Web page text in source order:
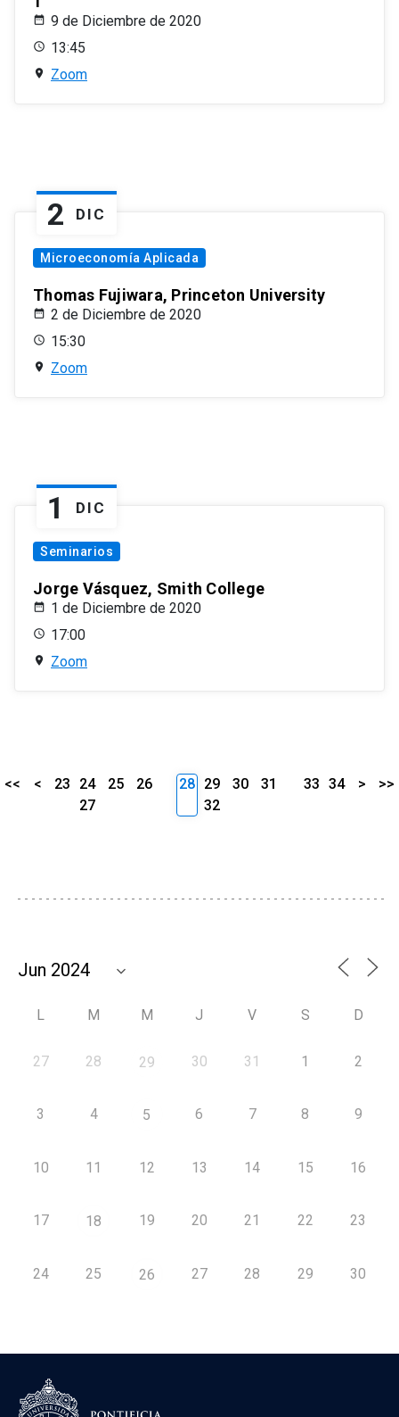
9 de Diciembre de 2020
13:45
Zoom
2 DIC
Microeconomía Aplicada
Thomas Fujiwara, Princeton University
2 de Diciembre de 2020
15:30
Zoom
1 DIC
Seminarios
Jorge Vásquez, Smith College
1 de Diciembre de 2020
17:00
Zoom
<< < 23 24 25
26
27
28 29 30
31
32
33 34 > >>
L M M J V S D
27 28 29 30 31 1 2
3 4 5 6 7 8 9
10 11 12 13 14 15 16
17 18 19 20 21 22 23
24 25 26 27 28 29 30